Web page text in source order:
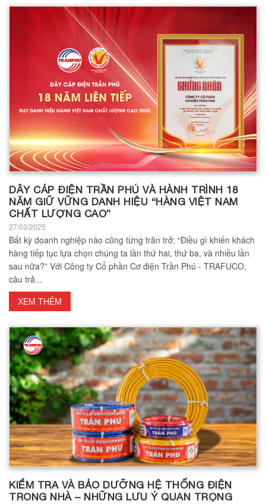
DÂY CÁP ĐIỆN TRẦN PHÚ VÀ HÀNH TRÌNH 18
NĂM GIỮ VỮNG DANH HIỆU “HÀNG VIỆT NAM
CHẤT LƯỢNG CAO”
27/03/2025
Bất kỳ doanh nghiệp nào cũng từng trăn trở: “Điều gì khiến khách
hàng tiếp tục lựa chọn chúng ta lần thứ hai, thứ ba, và nhiều lần
sau nữa?” Với Công ty Cổ phần Cơ điện Trần Phú - TRAFUCO,
câu trả...
XEM THÊM
KIỂM TRA VÀ BẢO DƯỠNG HỆ THỐNG ĐIỆN
TRONG NHÀ – NHỮNG LƯU Ý QUAN TRỌNG